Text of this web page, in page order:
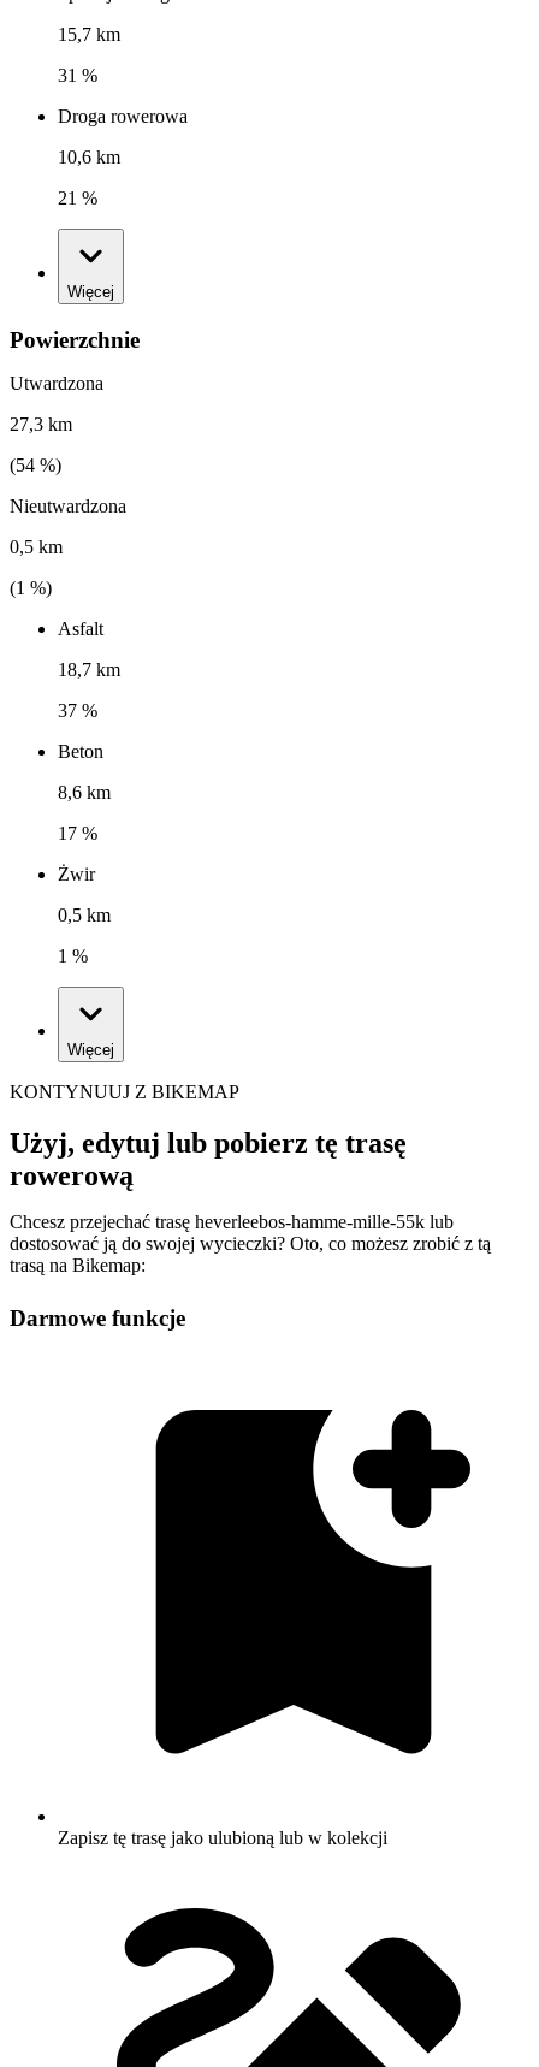
15,7 km
31 %
Droga rowerowa
10,6 km
21 %
Więcej
Powierzchnie
Utwardzona
27,3 km
(54 %)
Nieutwardzona
0,5 km
(1 %)
Asfalt
18,7 km
37 %
Beton
8,6 km
17 %
Żwir
0,5 km
1 %
Więcej
KONTYNUUJ Z BIKEMAP
Użyj, edytuj lub pobierz tę trasę
rowerową
Chcesz przejechać trasę heverleebos-hamme-mille-55k lub
dostosować ją do swojej wycieczki? Oto, co możesz zrobić z tą
trasą na Bikemap:
Darmowe funkcje
Zapisz tę trasę jako ulubioną lub w kolekcji